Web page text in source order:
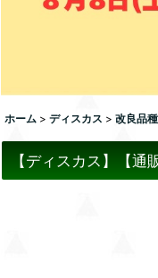
ホーム > ディスカス > 改良品
【ディスカス】【